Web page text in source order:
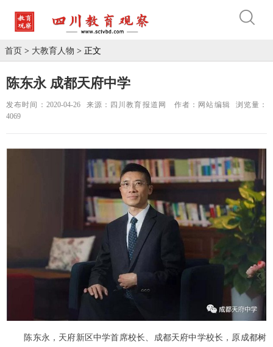
首页 > 大教育人物 > 正文
陈东永 成都天府中学
发布时间：2020-04-26 来源：四川教育报道网 作者：网站编辑
浏览量：
4069
陈东永，天府新区中学首席校长、成都天府中学校长，原成都树